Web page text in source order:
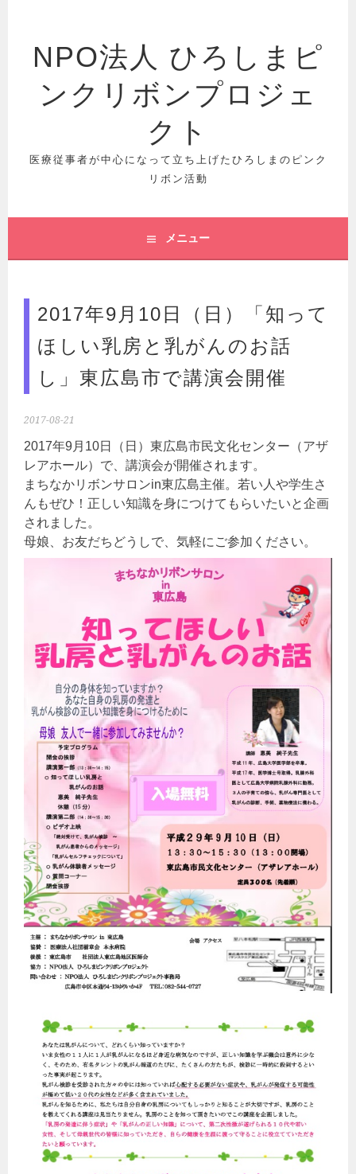
NPO法人 ひろしまピ
ンクリボンプロジェ
クト
医療従事者が中心になって立ち上げたひろしまのピンク
リボン活動
メニュー
2017年9月10日（日）「知って
ほしい乳房と乳がんのお話
し」東広島市で講演会開催
2017-08-21
2017年9月10日（日）東広島市民文化センター（アザ
レアホール）で、講演会が開催されます。
まちなかリボンサロンin東広島主催。若い人や学生さ
んもぜひ！正しい知識を身につけてもらいたいと企画
されました。
母娘、お友だちどうしで、気軽にご参加ください。